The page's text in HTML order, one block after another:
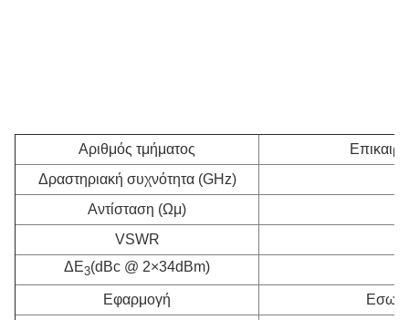
Αριθμός τμήματος
Δραστηριακή συχνότητα (GHz)
Αντίσταση (Ωμ)
VSWR
ΔΕ3(dBc @ 2×34dBm)
Εφαρμογή